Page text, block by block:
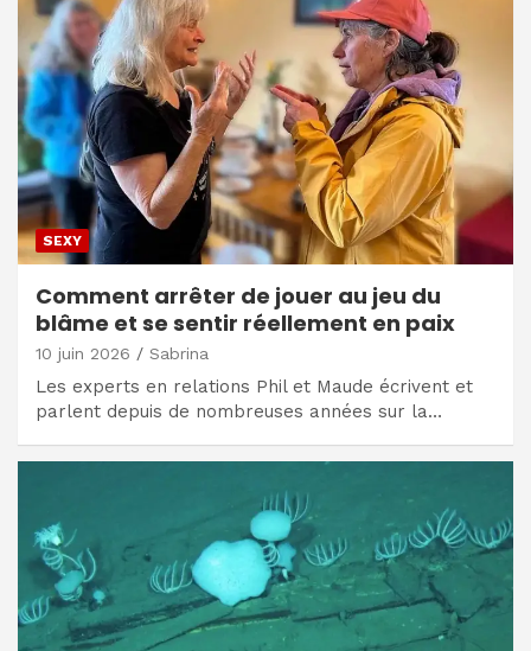
SEXY
Comment arrêter de jouer au jeu du
blâme et se sentir réellement en paix
10 juin 2026 Sabrina
Les experts en relations Phil et Maude écrivent et
parlent depuis de nombreuses années sur la…